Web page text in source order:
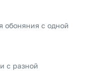
обоняния с одной
с разной